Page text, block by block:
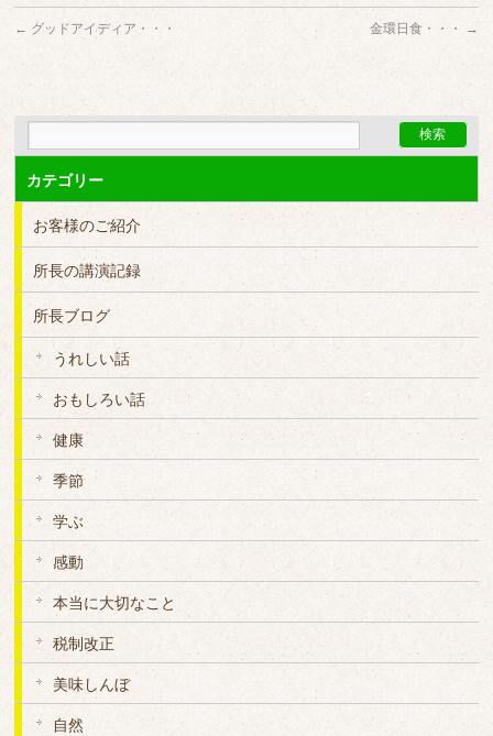
← グッドアイディア・・・ 金環日食・・・ →
カテゴリー
お客様のご紹介
所長の講演記録
所長ブログ
うれしい話
おもしろい話
健康
季節
学ぶ
感動
本当に大切なこと
税制改正
美味しんぼ
自然